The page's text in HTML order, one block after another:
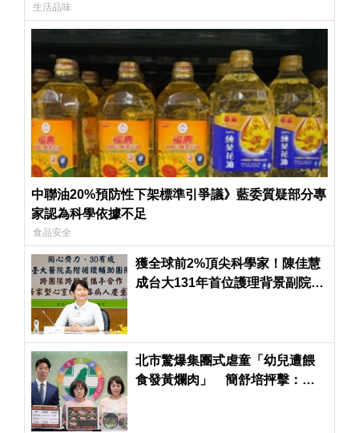
世界
生活品味
中聯油20%預防性下架標準引爭議》藍委質疑部分專
家認為科學依據不足
食品安全
獲全球前2%頂尖科學家！陳佳慧
成台大131年首位護理背景副院
北市驚爆集團式虐童「幼兒遭餵
食發黃爛肉」 簡舒培抨擊：蔣